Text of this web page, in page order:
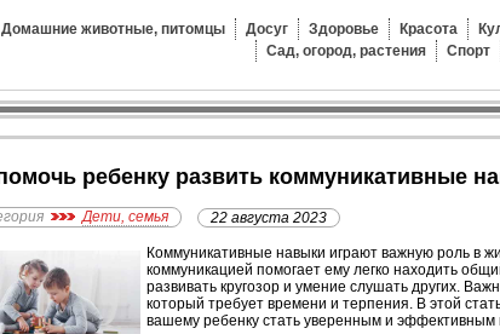
Домашние животные, питомцы Досуг Здоровье Красота
Сад, огород, растения
Спорт
помочь ребенку развить коммуникативные
Дети, семья 22 августа 2023
Коммуникативные навыки играют важную роль в
коммуникацией помогает ему легко находить
развивать кругозор и умение слушать других.
который требует времени и терпения. В этой
вашему ребенку стать уверенным и эффективным